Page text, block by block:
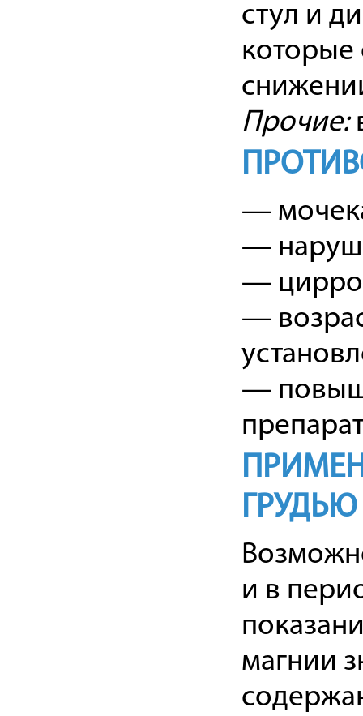
стул и
которые
Прочие:
—
—
—
—
—
ГРУДЬЮ
и в
магнии